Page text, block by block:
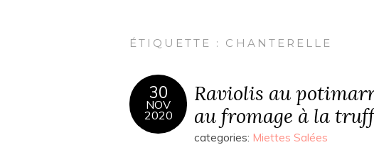
ÉTIQUETTE : CHANTERELLE
30
NOV
2020
Raviolis au
au fromage à la
categories: Miettes Salées